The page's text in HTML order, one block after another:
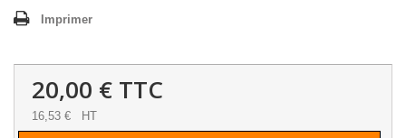
Imprimer
20,00 € TTC
16,53 € HT